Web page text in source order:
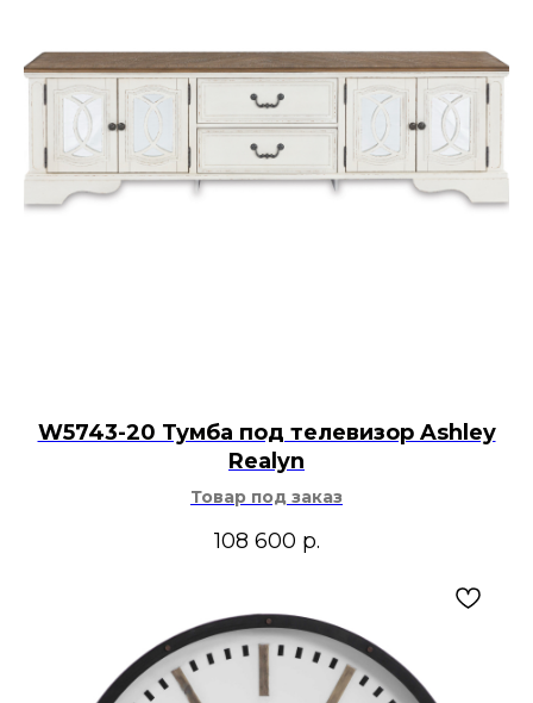
W5743-20 Тумба под телевизор Ashley
Realyn
Товар под заказ
108 600 р.